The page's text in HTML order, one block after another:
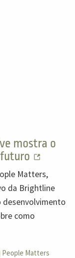
mostra o
Matters,
da Brightline
como
People Matters